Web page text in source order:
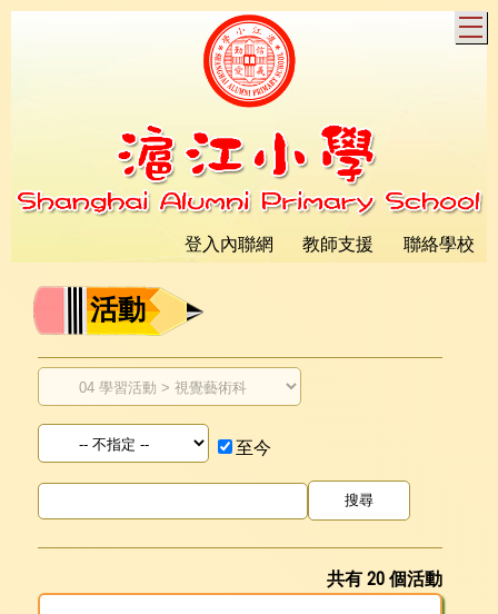
登入內聯網 教師支援 聯絡學校
活動
至今
共有 20 個活動